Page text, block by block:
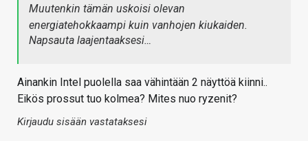
Muutenkin tämän uskoisi olevan
energiatehokkaampi kuin vanhojen kiukaiden.
Napsauta laajentaaksesi…
Ainankin Intel puolella saa vähintään 2 näyttöä kiinni..
Eikös prossut tuo kolmea? Mites nuo ryzenit?
Kirjaudu sisään vastataksesi